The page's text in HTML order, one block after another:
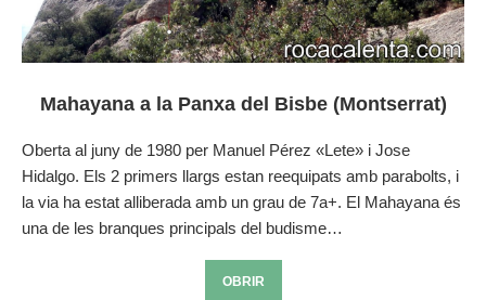
Mahayana a la Panxa del Bisbe (Montserrat)
Oberta al juny de 1980 per Manuel Pérez «Lete» i Jose
Hidalgo. Els 2 primers llargs estan reequipats amb parabolts, i
la via ha estat alliberada amb un grau de 7a+. El Mahayana és
una de les branques principals del budisme…
OBRIR